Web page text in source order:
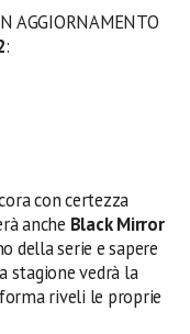
AGGIORNAMENTO
:
con certezza
anche Black Mirror
della serie e sapere
stagione vedrà la
riveli le proprie